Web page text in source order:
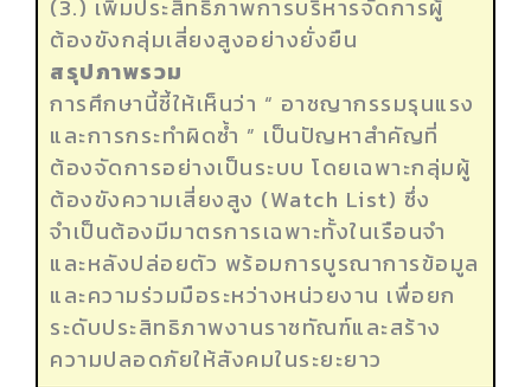
(3.) เพิ่มประสิทธิภาพการบริหารจัดการผู้
ต้องขังกลุ่มเสี่ยงสูงอย่างยั่งยืน
สรุปภาพรวม
การศึกษานี้ชี้ให้เห็นว่า “ อาชญากรรมรุนแรง
และการกระทำผิดซ้ำ ” เป็นปัญหาสำคัญที่
ต้องจัดการอย่างเป็นระบบ โดยเฉพาะกลุ่มผู้
ต้องขังความเสี่ยงสูง (Watch List) ซึ่ง
จำเป็นต้องมีมาตรการเฉพาะทั้งในเรือนจำ
และหลังปล่อยตัว พร้อมการบูรณาการข้อมูล
และความร่วมมือระหว่างหน่วยงาน เพื่อยก
ระดับประสิทธิภาพงานราชทัณฑ์และสร้าง
ความปลอดภัยให้สังคมในระยะยาว